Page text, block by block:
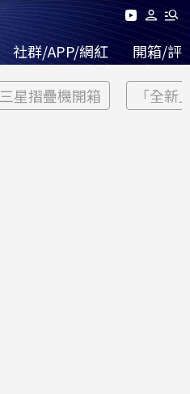
社群/APP/網紅 開箱/評
三星摺疊機開箱 「全新